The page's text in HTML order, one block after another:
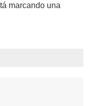
marcando una